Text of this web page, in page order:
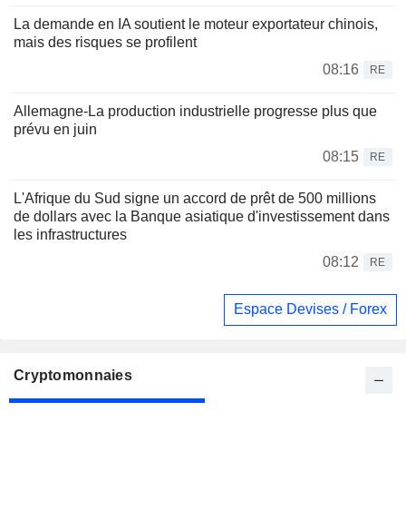
La demande en IA soutient le moteur exportateur chinois,
mais des risques se profilent
08:16
RE
Allemagne-La production industrielle progresse plus que
prévu en juin
08:15
RE
L'Afrique du Sud signe un accord de prêt de 500 millions
de dollars avec la Banque asiatique d'investissement dans
les infrastructures
08:12
RE
Espace Devises / Forex
Cryptomonnaies